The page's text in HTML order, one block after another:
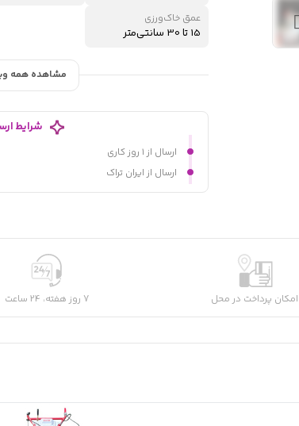
عمق خاک‌ورزی
15 تا 30 سانتی‌متر
مشاهده همه
شرایط
ارسال از ۱ روز کاری
ارسال از ایران تراک
امکان پرداخت در محل 7 روز هفته، 24 ساعت